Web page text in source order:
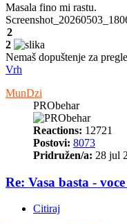
Masala fino mi rastu.
2
2
Nemaš dopuštenje za
Vrh
MunDzi
PRObehar
Reactions: 12721
Postovi: 8073
Pridružen/a: 28 jul
Re: Vasa basta -
Citiraj